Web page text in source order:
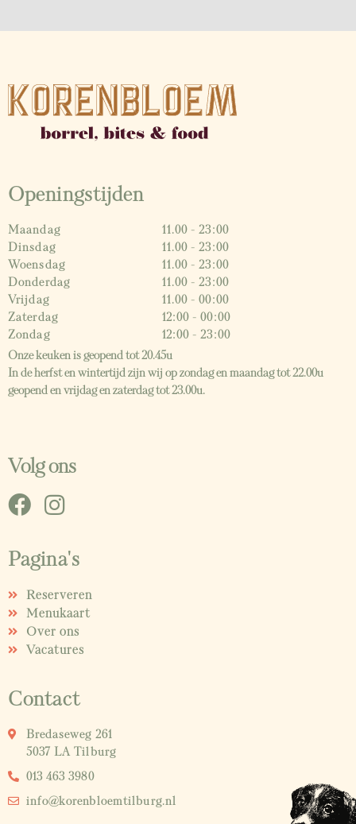
Openingstijden
Maandag
Dinsdag
Woensdag
Donderdag
Vrijdag
Zaterdag
Zondag
11.00 - 23:00
11.00 - 23:00
11.00 - 23:00
11.00 - 23:00
11.00 - 00:00
12:00 - 00:00
12:00 - 23:00
Onze keuken is geopend tot 20.45u
In de herfst en wintertijd zijn wij op zondag en maandag tot 22.00u
geopend en vrijdag en zaterdag tot 23.00u.
Volg ons
Pagina's
Reserveren
Menukaart
Over ons
Vacatures
Contact
Bredaseweg 261
5037 LA Tilburg
013 463 3980
info@korenbloemtilburg.nl